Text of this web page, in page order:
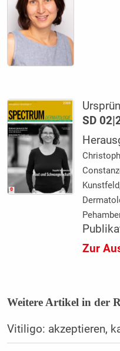
SD
Zur
Weitere Artikel in der
Vitiligo: akzeptieren,